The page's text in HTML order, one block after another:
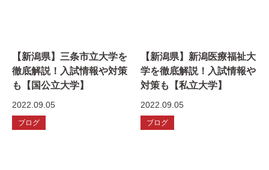
【新潟県】三条市立大学を
徹底解説！入試情報や対策
も【国公立大学】
2022.09.05
ブログ
【新潟県】新潟医療福祉大
学を徹底解説！入試情報や
対策も【私立大学】
2022.09.05
ブログ